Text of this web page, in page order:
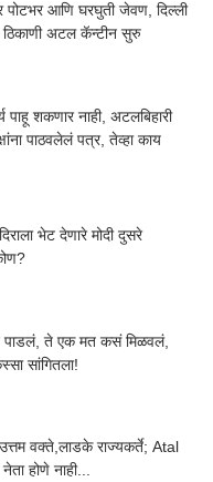
आणि घरघुती जेवण, दिल्ली
ठिकाणी अटल कॅन्टीन सुरु
पाहू शकणार नाही, अटलबिहारी
पाठवलेलं पत्र, तेव्हा काय
भेट देणारे मोदी दुसरे
पाडलं, ते एक मत कसं मिळवलं,
सांगितला!
वक्ते,लाडके राज्यकर्ते; Atal
होणे नाही...